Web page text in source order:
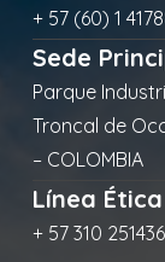
+ 57 (60) 1
Sede
Parque
Troncal de
– COLOMBIA
Línea Ética
+ 57 310